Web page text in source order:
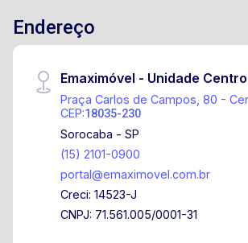
Endereço
Emaximóvel - Unidade Centro
Praça Carlos de Campos, 80 -
CEP:18035-230
Sorocaba - SP
(15) 2101-0900
portal@emaximovel.com.br
Creci: 14523-J
CNPJ: 71.561.005/0001-31